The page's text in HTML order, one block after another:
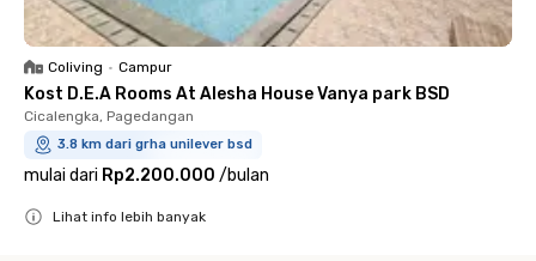
Coliving • Campur
Kost D.E.A Rooms At Alesha House Vanya park BSD
Cicalengka, Pagedangan
3.8 km dari grha unilever bsd
mulai dari Rp2.200.000 /bulan
Lihat info lebih banyak